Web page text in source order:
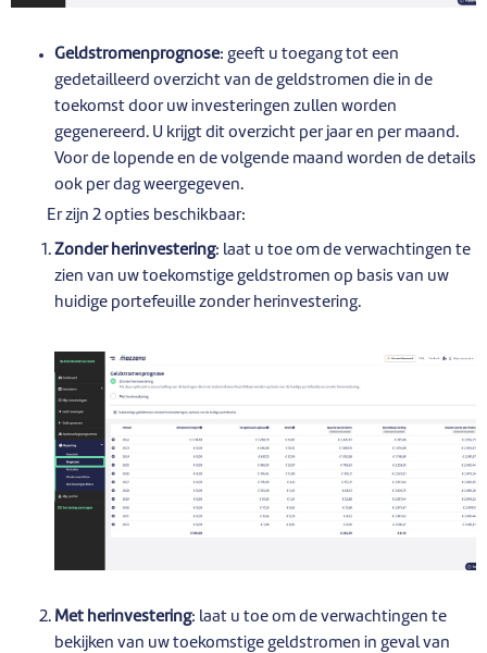
Geldstromenprognose: geeft u toegang tot een
gedetailleerd overzicht van de geldstromen die in de
toekomst door uw investeringen zullen worden
gegenereerd. U krijgt dit overzicht per jaar en per maand.
Voor de lopende en de volgende maand worden de details
ook per dag weergegeven.
Er zijn 2 opties beschikbaar:
Zonder herinvestering: laat u toe om de verwachtingen te
zien van uw toekomstige geldstromen op basis van uw
huidige portefeuille zonder herinvestering.
Met herinvestering: laat u toe om de verwachtingen te
bekijken van uw toekomstige geldstromen in geval van